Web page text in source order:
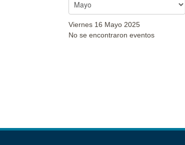
Viernes 16 Mayo 2025
No se encontraron eventos